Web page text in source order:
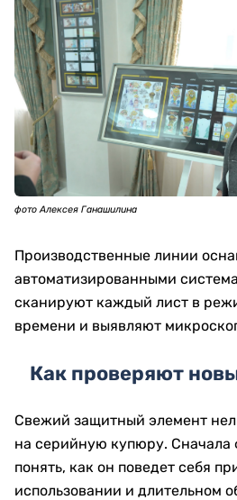
фото Алексея Ганашилина
Производственные линии
автоматизированными
сканируют каждый лист в
времени и выявляют
Как проверяют
Свежий защитный элемент
на серийную купюру. Сначала
понять, как он поведет себя
использовании и длительном